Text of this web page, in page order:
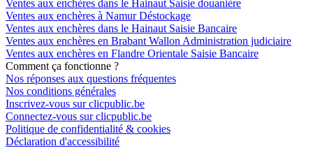
Ventes aux enchères dans le Hainaut Saisie douanière
Ventes aux enchères à Namur Déstockage
Ventes aux enchères dans le Hainaut Saisie Bancaire
Ventes aux enchères en Brabant Wallon Administration judiciaire
Ventes aux enchères en Flandre Orientale Saisie Bancaire
Comment ça fonctionne ?
Nos réponses aux questions fréquentes
Nos conditions générales
Inscrivez-vous sur clicpublic.be
Connectez-vous sur clicpublic.be
Politique de confidentialité & cookies
Déclaration d'accessibilité